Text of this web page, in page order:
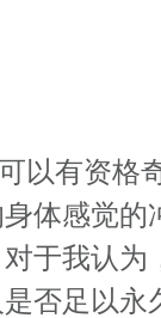
有资格
体感觉的
于我认为
否足以永